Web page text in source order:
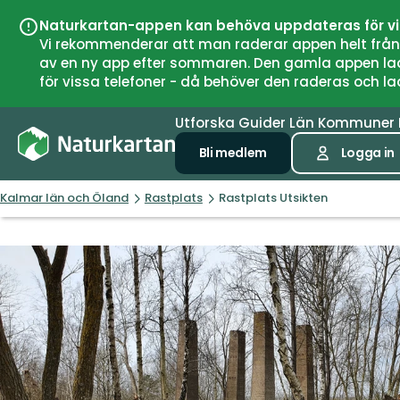
Naturkartan-appen kan behöva uppdateras för
Vi rekommenderar att man raderar appen helt
av en ny app efter sommaren. Den gamla
för vissa telefoner - då behöver den raderas och
Utforska Guider Län Kommuner
Bli medlem Logga in
Kalmar län och Öland Rastplats Rastplats Utsikten